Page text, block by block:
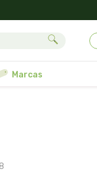
marcas